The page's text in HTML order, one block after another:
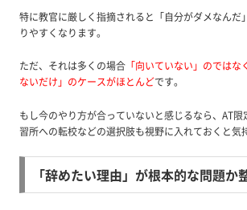
特に教官に厳しく指摘されると「自分がダメなんだ
りやすくなります。
ただ、それは多くの場合「向いていない」のではな
ないだけ」のケースがほとんどです。
もし今のやり方が合っていないと感じるなら、AT
習所への転校などの選択肢も視野に入れておくと気
「辞めたい理由」が根本的な問題か